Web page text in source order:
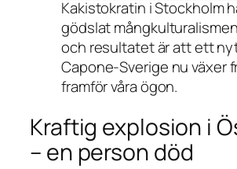
Kakistokratin i Stockholm
gödslat
och resultatet är att ett
Capone-Sverige nu växer
framför våra ögon.
Kraftig explosion i
– en person död